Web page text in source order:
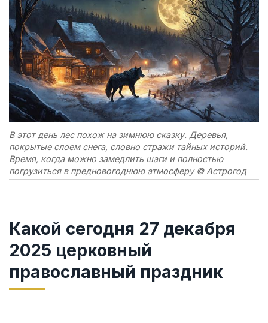
В этот день лес похож на зимнюю сказку. Деревья,
покрытые слоем снега, словно стражи тайных историй.
Время, когда можно замедлить шаги и полностью
погрузиться в предновогоднюю атмосферу © Астрогод
Какой сегодня 27 декабря
2025 церковный
православный праздник